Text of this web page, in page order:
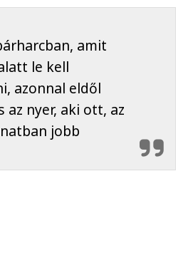
amit
le kell
azonnal eldől
az nyer, aki ott, az
jobb